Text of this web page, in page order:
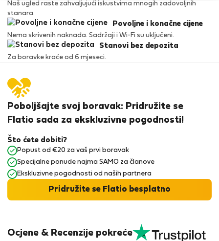
Naš ugled raste zahvaljujući iskustvima mnogih zadovoljnih
stanara.
Povoljne i konačne cijene
Nema skrivenih naknada. Sadržaji i Wi-Fi su uključeni.
Stanovi bez depozita
Za boravke kraće od 6 mjeseci.
Ocjene & Recenzije pokreće
Poboljšajte svoj boravak: Pridružite se
Flatio sada za ekskluzivne pogodnosti!
Što ćete dobiti?
Popust od €20 za vaš prvi boravak
Specijalne ponude najma SAMO za članove
Ekskluzivne pogodnosti od naših partnera
Pridružite se Flatio besplatno